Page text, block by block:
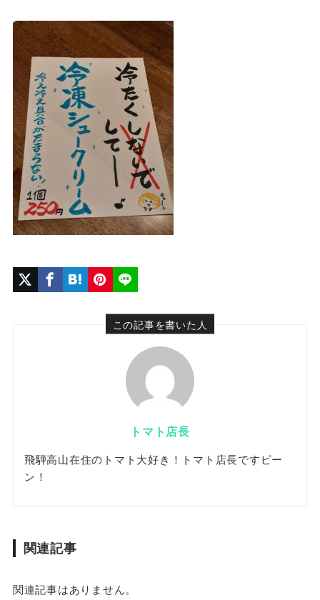
この記事を書いた人
トマト店長
飛騨高山在住のトマト大好き！トマト店長ですピー
ン！
関連記事
関連記事はありません。